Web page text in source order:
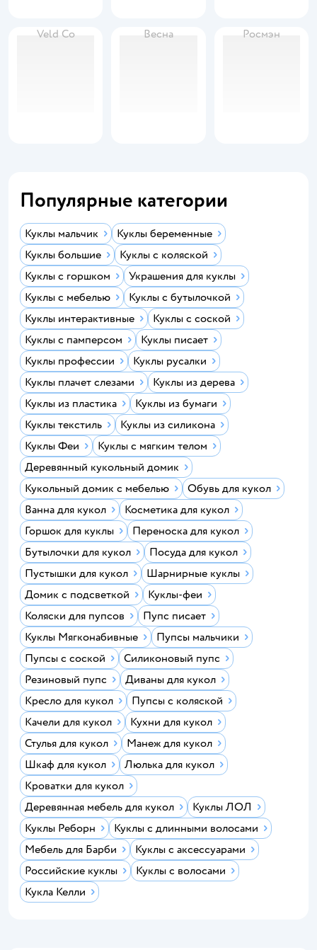
Veld Co Весна Росмэн
Популярные категории
Куклы мальчик
Куклы беременные
Куклы большие
Куклы с коляской
Куклы с горшком
Украшения для куклы
Куклы с мебелью
Куклы с бутылочкой
Куклы интерактивные
Куклы с соской
Куклы с памперсом
Куклы писает
Куклы профессии
Куклы русалки
Куклы плачет слезами
Куклы из дерева
Куклы из пластика
Куклы из бумаги
Куклы текстиль
Куклы из силикона
Куклы Феи
Куклы с мягким телом
Деревянный кукольный домик
Кукольный домик с мебелью
Обувь для кукол
Ванна для кукол
Косметика для кукол
Горшок для куклы
Переноска для кукол
Бутылочки для кукол
Посуда для кукол
Пустышки для кукол
Шарнирные куклы
Домик с подсветкой
Куклы-феи
Коляски для пупсов
Пупс писает
Куклы Мягконабивные
Пупсы мальчики
Пупсы с соской
Силиконовый пупс
Резиновый пупс
Диваны для кукол
Кресло для кукол
Пупсы с коляской
Качели для кукол
Кухни для кукол
Стулья для кукол
Манеж для кукол
Шкаф для кукол
Люлька для кукол
Кроватки для кукол
Деревянная мебель для кукол
Куклы ЛОЛ
Куклы Реборн
Куклы с длинными волосами
Мебель для Барби
Куклы с аксессуарами
Российские куклы
Куклы с волосами
Кукла Келли